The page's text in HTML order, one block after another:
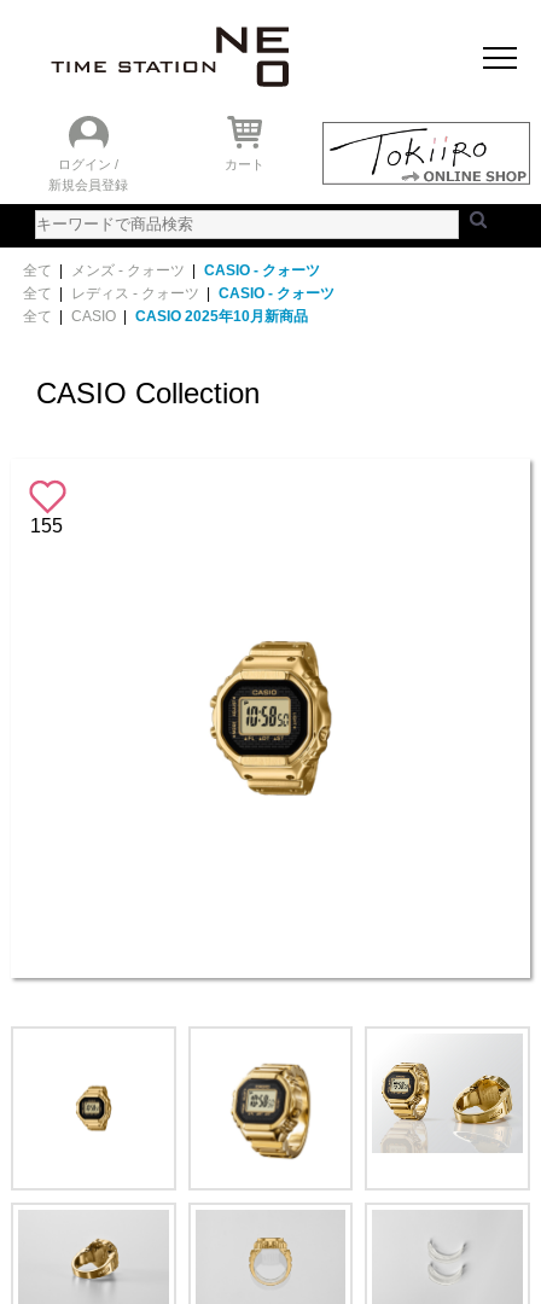
ログイン /
新規会員登録
カート
全て | メンズ - クォーツ | CASIO - クォーツ
全て | レディス - クォーツ | CASIO - クォーツ
全て | CASIO | CASIO 2025年10月新商品
CASIO Collection
155
おすすめアイテム
ニュース＆トピック
時計を探す
ランキング
ご利用ガイド